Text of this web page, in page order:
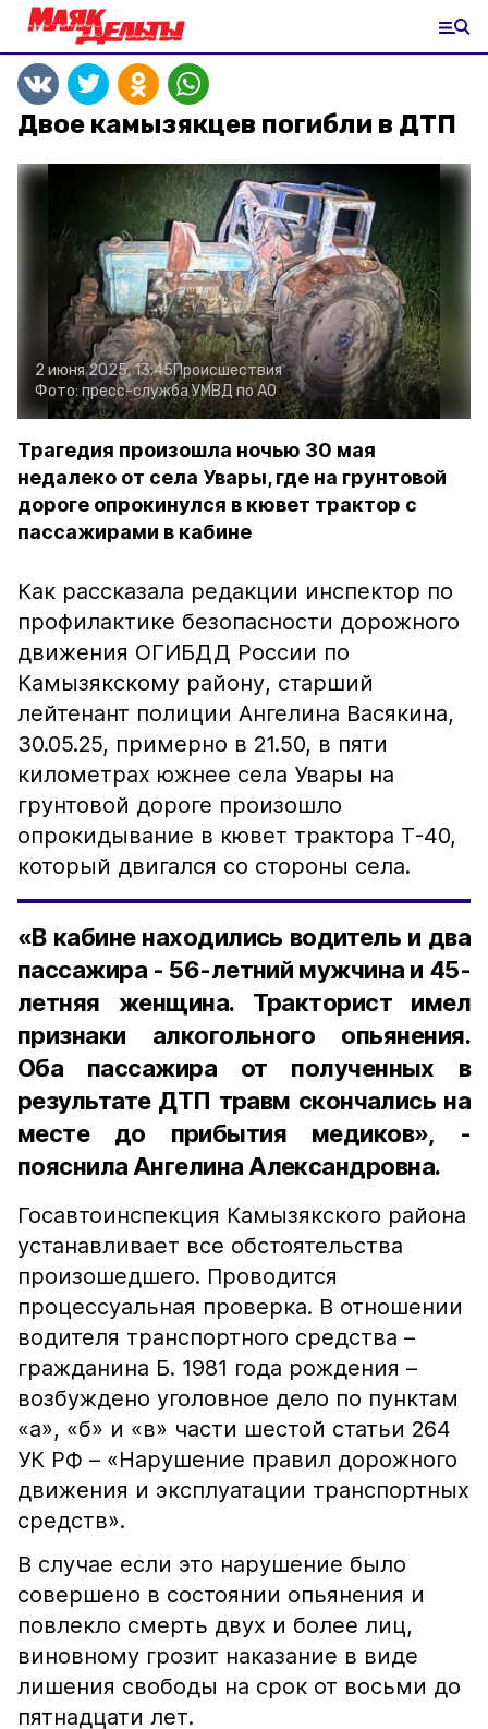
Двое камызякцев погибли в ДТП
2 июня 2025, 13:45Происшествия
Фото: пресс-служба УМВД по АО
Трагедия произошла ночью 30 мая
недалеко от села Увары, где на грунтовой
дороге опрокинулся в кювет трактор с
пассажирами в кабине
Как рассказала редакции инспектор по
профилактике безопасности дорожного
движения ОГИБДД России по
Камызякскому району, старший
лейтенант полиции Ангелина Васякина,
30.05.25, примерно в 21.50, в пяти
километрах южнее села Увары на
грунтовой дороге произошло
опрокидывание в кювет трактора Т-40,
который двигался со стороны села.
«В кабине находились водитель и два
пассажира - 56-летний мужчина и 45-
летняя женщина. Тракторист имел
признаки алкогольного опьянения.
Оба пассажира от полученных в
результате ДТП травм скончались на
месте до прибытия медиков», -
пояснила Ангелина Александровна.
Госавтоинспекция Камызякского района
устанавливает все обстоятельства
произошедшего. Проводится
процессуальная проверка. В отношении
водителя транспортного средства –
гражданина Б. 1981 года рождения –
возбуждено уголовное дело по пунктам
«а», «б» и «в» части шестой статьи 264
УК РФ – «Нарушение правил дорожного
движения и эксплуатации транспортных
средств».
В случае если это нарушение было
совершено в состоянии опьянения и
повлекло смерть двух и более лиц,
виновному грозит наказание в виде
лишения свободы на срок от восьми до
пятнадцати лет.